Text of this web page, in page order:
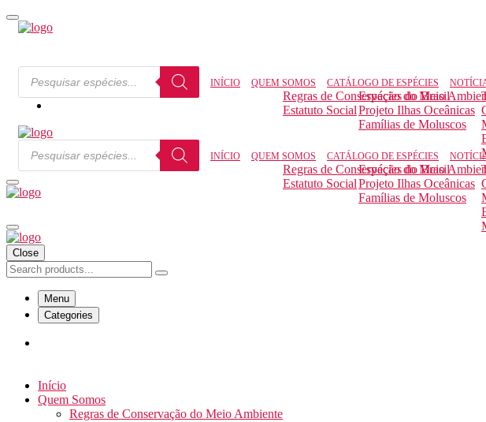
INÍCIO QUEM SOMOS
Regras de Conservação do Meio
Estatuto Social
CATÁLOGO DE ESPÉCIES
Espécies do Brasil
Projeto Ilhas Oceânicas
Famílias de Moluscos
INÍCIO QUEM SOMOS
Regras de Conservação do Meio
Estatuto Social
CATÁLOGO DE ESPÉCIES
Espécies do Brasil
Projeto Ilhas Oceânicas
Famílias de Moluscos
Close
Menu
Categories
Início
Quem Somos
Regras de Conservação do Meio Ambiente